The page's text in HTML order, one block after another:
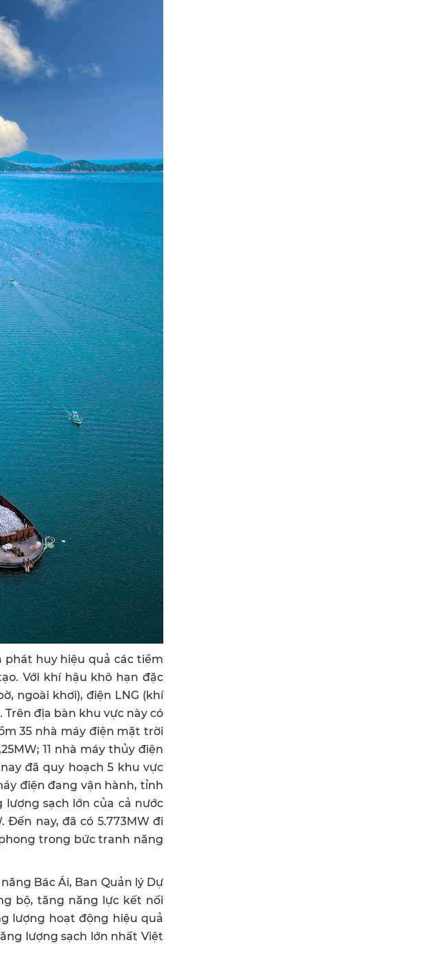
phát huy hiệu quả các tiềm
Với khí hậu khô hạn đặc
ngoài khơi), điện LNG (khí
địa bàn khu vực này có
35 nhà máy điện mặt trời
11 nhà máy thủy điện
đã quy hoạch 5 khu vực
điện đang vận hành, tỉnh
sạch lớn của cả nước
Đến nay, đã có 5.773MW đi
trong bức tranh năng
Bác Ái, Ban Quản lý Dự
bộ, tăng năng lực kết nối
lượng hoạt động hiệu quả
lượng sạch lớn nhất Việt